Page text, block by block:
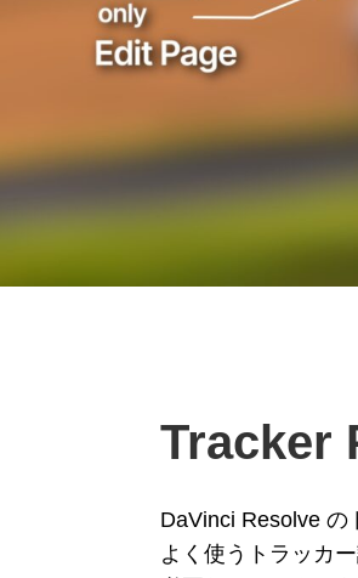
Tracker
DaVinci Resolve の
よく使うトラッカ